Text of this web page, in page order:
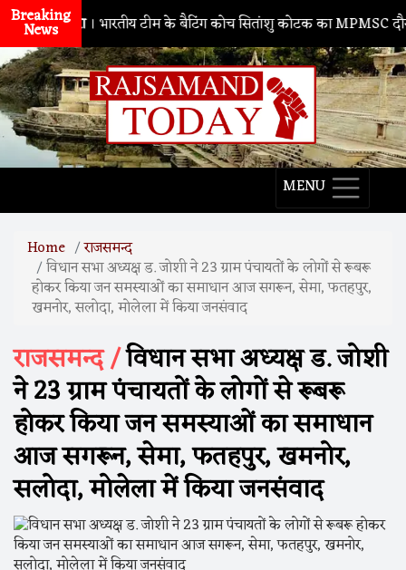
Breaking
News
। भारतीय टीम के बैटिंग कोच सितांशु कोटक का MPMSC दौरा, युवा
MENU
Home राजसमन्द
विधान सभा अध्यक्ष ड. जोशी ने 23 ग्राम पंचायतों के लोगों से रूबरू
होकर किया जन समस्याओं का समाधान आज सगरून, सेमा, फतहपुर,
खमनोर, सलोदा, मोलेला में किया जनसंवाद
राजसमन्द /विधान सभा अध्यक्ष ड. जोशी
ने 23 ग्राम पंचायतों के लोगों से रूबरू
होकर किया जन समस्याओं का समाधान
आज सगरून, सेमा, फतहपुर, खमनोर,
सलोदा, मोलेला में किया जनसंवाद